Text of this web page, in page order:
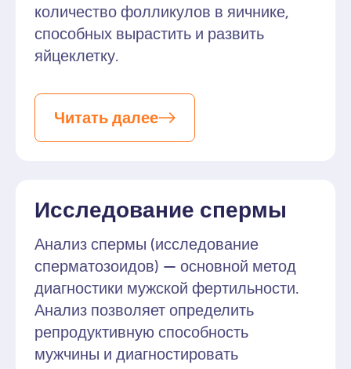
количество фолликулов в яичнике,
способных вырастить и развить
яйцеклетку.
Читать далее
Исследование спермы
Анализ спермы (исследование
сперматозоидов) — основной метод
диагностики мужской фертильности.
Анализ позволяет определить
репродуктивную способность
мужчины и диагностировать